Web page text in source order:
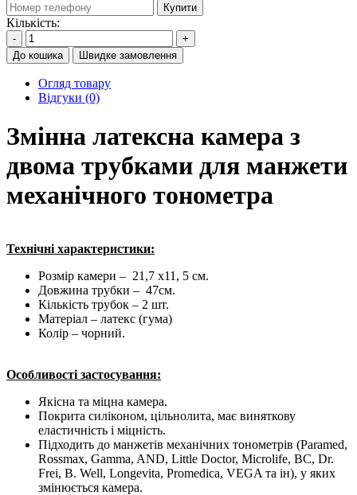
Купити
Кількість:
-
+
До кошика
Швидке замовлення
Огляд товару
Відгуки (0)
Змінна латексна камера з
двома трубками для манжети
механічного тонометра
Технічні характеристики:
Розмір камери – 21,7 х11, 5 см.
Довжина трубки – 47см.
Кількість трубок – 2 шт.
Матеріал – латекс (гума)
Колір – чорний.
Особливості застосування:
Якісна та міцна камера.
Покрита силіконом, цільнолита, має виняткову
еластичність і міцність.
Підходить до манжетів механічних тонометрів (Paramed,
Rossmax, Gamma, AND, Little Doctor, Microlife, BC, Dr.
Frei, B. Well, Longevita, Promedica, VEGA та ін), у яких
змінюється камера.